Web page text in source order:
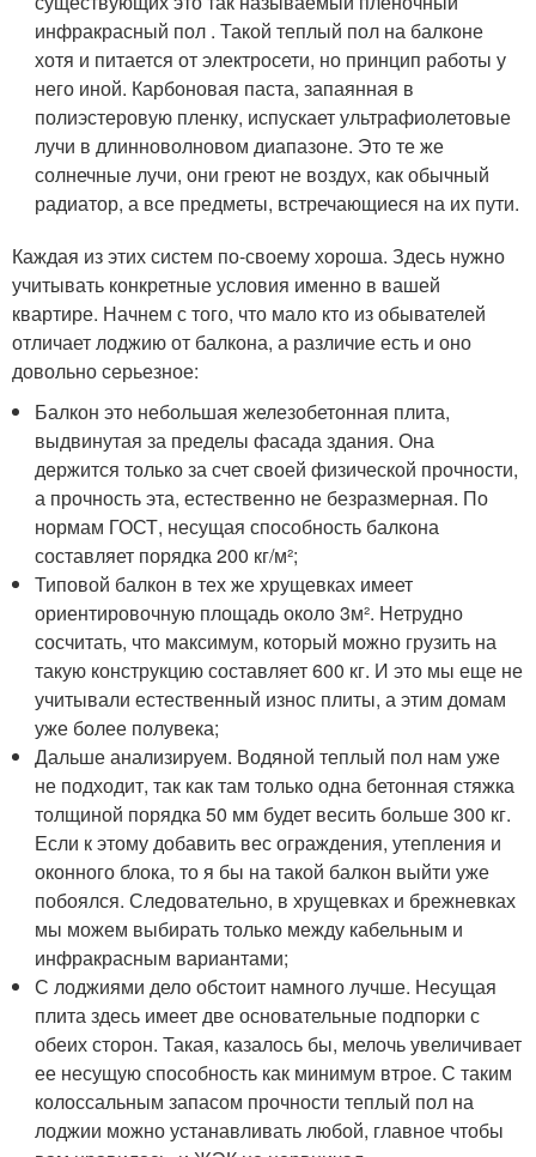
инфракрасный пол . Такой теплый пол на балконе
хотя и питается от электросети, но принцип работы у
него иной. Карбоновая паста, запаянная в
полиэстеровую пленку, испускает ультрафиолетовые
лучи в длинноволновом диапазоне. Это те же
солнечные лучи, они греют не воздух, как обычный
радиатор, а все предметы, встречающиеся на их пути.
Каждая из этих систем по-своему хороша. Здесь нужно
учитывать конкретные условия именно в вашей
квартире. Начнем с того, что мало кто из обывателей
отличает лоджию от балкона, а различие есть и оно
довольно серьезное:
Балкон это небольшая железобетонная плита,
выдвинутая за пределы фасада здания. Она
держится только за счет своей физической прочности,
а прочность эта, естественно не безразмерная. По
нормам ГОСТ, несущая способность балкона
составляет порядка 200 кг/м²;
Типовой балкон в тех же хрущевках имеет
ориентировочную площадь около 3м². Нетрудно
сосчитать, что максимум, который можно грузить на
такую конструкцию составляет 600 кг. И это мы еще не
учитывали естественный износ плиты, а этим домам
уже более полувека;
Дальше анализируем. Водяной теплый пол нам уже
не подходит, так как там только одна бетонная стяжка
толщиной порядка 50 мм будет весить больше 300 кг.
Если к этому добавить вес ограждения, утепления и
оконного блока, то я бы на такой балкон выйти уже
побоялся. Следовательно, в хрущевках и брежневках
мы можем выбирать только между кабельным и
инфракрасным вариантами;
С лоджиями дело обстоит намного лучше. Несущая
плита здесь имеет две основательные подпорки с
обеих сторон. Такая, казалось бы, мелочь увеличивает
ее несущую способность как минимум втрое. С таким
колоссальным запасом прочности теплый пол на
лоджии можно устанавливать любой, главное чтобы